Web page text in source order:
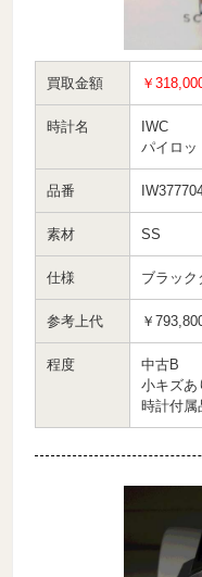
買取金額 ￥
時計名
IWC
パイロッ
品番
素材 SS
仕様 ブラッ
参考上代 ￥
程度
中古B
小キズあ
時計付属